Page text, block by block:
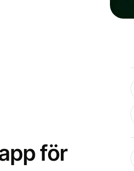
för